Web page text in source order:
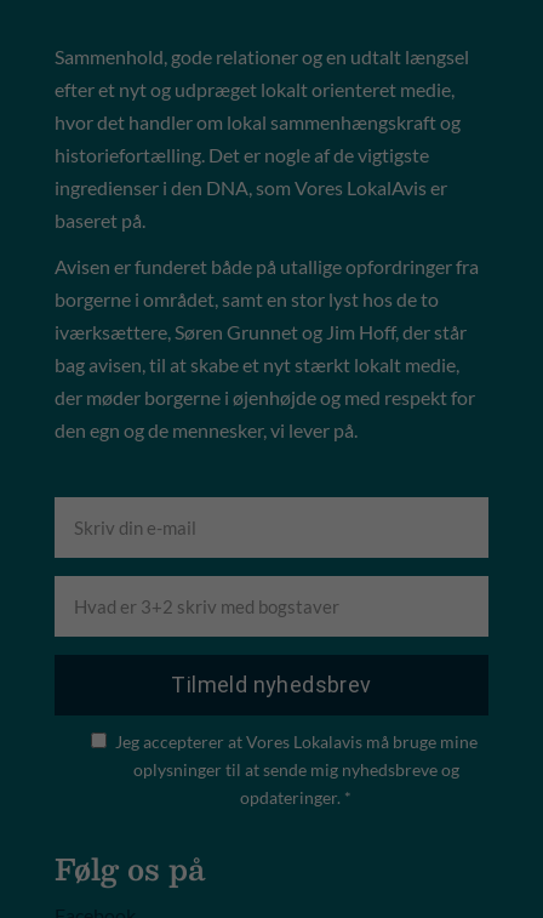
Sammenhold, gode relationer og en udtalt længsel
efter et nyt og udpræget lokalt orienteret medie,
hvor det handler om lokal sammenhængskraft og
historiefortælling. Det er nogle af de vigtigste
ingredienser i den DNA, som Vores LokalAvis er
baseret på.
Avisen er funderet både på utallige opfordringer fra
borgerne i området, samt en stor lyst hos de to
iværksættere, Søren Grunnet og Jim Hoff, der står
bag avisen, til at skabe et nyt stærkt lokalt medie,
der møder borgerne i øjenhøjde og med respekt for
den egn og de mennesker, vi lever på.
Jeg accepterer at Vores Lokalavis må bruge mine
oplysninger til at sende mig nyhedsbreve og
opdateringer. *
Følg os på